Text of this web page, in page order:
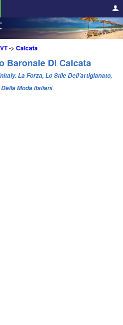
VT-> Calcata
Baronale Di Calcata
La Forza, Lo Stile Dell’artigianato,
Moda Italiani